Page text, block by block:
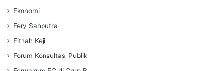
Ekonomi
Fery Sahputra
Fitnah Keji
Forum Konsultasi Publik